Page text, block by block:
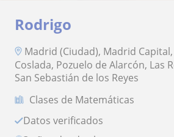
Rodrigo
Madrid (Ciudad), Madrid
Coslada, Pozuelo de Alarcón, Las
San Sebastián de los Reyes
Clases de Matemáticas
Datos verificados